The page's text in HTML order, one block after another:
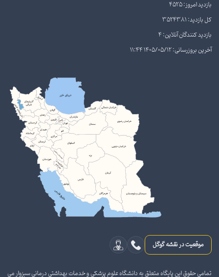
بازدید امروز: 4525
کل بازدید: 3524381
بازدید کنندگان آنلاین: 4
آخرین بروزرسانی: 1405/05/12 11:44
موقعیت در نقشه گوگل
تمامی حقوق این پایگاه متعلق به دانشگاه علوم پزشکی و خدمات بهداشتی درمانی سبزوار می